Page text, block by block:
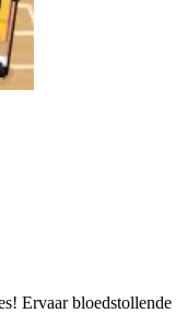
Ervaar bloedstollende